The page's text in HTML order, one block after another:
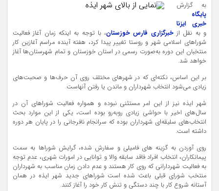
نمایی از شهر غبار آلود ایذه
به گزارش
پایگاه
خبری ایزنا
و به نقل ازخبرگزاری فارس خوزستان، با توجه به اینکه زمان آغاز فعالیت
شوراهای اسلامی شهر و روستا تغییر پیدا کرد، هفته آینده مراسم آغازین کار
منتخبان این دوره به‌صورت رسمی در استان خوزستان و تمام شهرستان‌ها آغاز
خواهد شد.
بر این اساس، نکته‌ای که در شهرهای مختلف روی آن حرف‌ها و صحبت‌های
زیادی می‌شود انتخاب شهرداران و ماندن یا رفتن آنهاست.
شهر ایذه نیز از این امر مستثنی نبوده و همواره فعالیت شوراهای آن در
سال‌های اخیر با حواشی زیادی روبه‌رو بوده است، یکی از این موارد بحث
انتخاب‌های سلیقه‌ای شهرداران بوده که سرانجام نافرجانی را در پایان هر دوره
داشته است.
روی آوردن به گزینه های فامیلی و سفارش شده، گرایش شوراها به سمت
پیمانکاران، انتخاب افراد فاقد سابقه والا و توانایی در امورات شهری، عدم توجه
به فعالیت شهردارانی که روی کار هستند و عدم دادن زمان مناسب به شهرداران
منتخب شورای قبلی باعث شده است شوراهای جدید شهر ایذه در همان
آستانه شروع کار با چند دستگی و تنش کار خود را آغاز کنند.